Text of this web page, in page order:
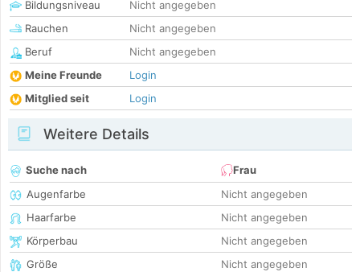
Bildungsniveau
Nicht angegeben
Rauchen
Nicht angegeben
Beruf
Nicht angegeben
Meine Freunde
Login
Mitglied seit
Login
Weitere Details
Suche nach
Frau
Augenfarbe
Nicht angegeben
Haarfarbe
Nicht angegeben
Körperbau
Nicht angegeben
Größe
Nicht angegeben